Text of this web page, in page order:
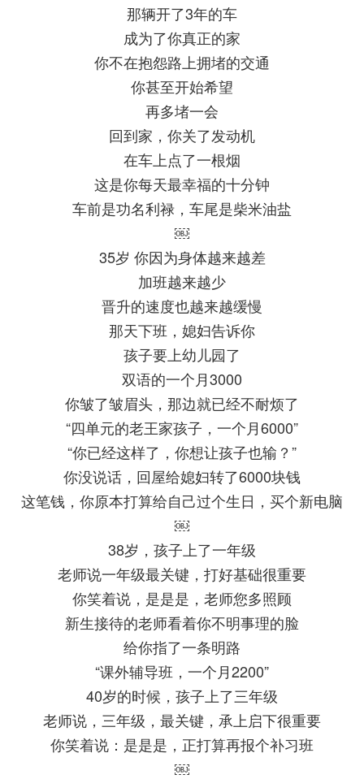
那辆开了3年的车
成为了你真正的家
你不在抱怨路上拥堵的交通
你甚至开始希望
再多堵一会
回到家，你关了发动机
在车上点了一根烟
这是你每天最幸福的十分钟
车前是功名利禄，车尾是柴米油盐
￼
35岁 你因为身体越来越差
加班越来越少
晋升的速度也越来越缓慢
那天下班，媳妇告诉你
孩子要上幼儿园了
双语的一个月3000
你皱了皱眉头，那边就已经不耐烦了
“四单元的老王家孩子，一个月6000”
“你已经这样了，你想让孩子也输？”
你没说话，回屋给媳妇转了6000块钱
这笔钱，你原本打算给自己过个生日，买个新电脑
￼
38岁，孩子上了一年级
老师说一年级最关键，打好基础很重要
你笑着说，是是是，老师您多照顾
新生接待的老师看着你不明事理的脸
给你指了一条明路
“课外辅导班，一个月2200”
40岁的时候，孩子上了三年级
老师说，三年级，最关键，承上启下很重要
你笑着说：是是是，正打算再报个补习班
￼